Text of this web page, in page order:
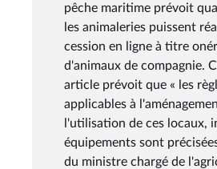
pêche maritime prévoit
les animaleries puissent
cession en ligne à titre
d'animaux de compagnie.
article prévoit que « les
applicables à
l'utilisation de ces locaux,
équipements sont
du ministre chargé de